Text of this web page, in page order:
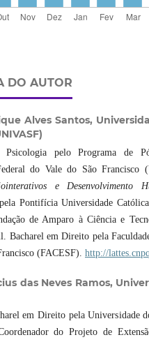
DO AUTOR
Alves Santos,
Psicologia pelo Programa de
do Vale do São Francisco
e Desenvolvimento
Pontifícia Universidade
de Amparo à Ciência e
Bacharel em Direito pela
(FACESF). http://
das Neves Ramos,
em Direito pela Universidade
do Projeto de